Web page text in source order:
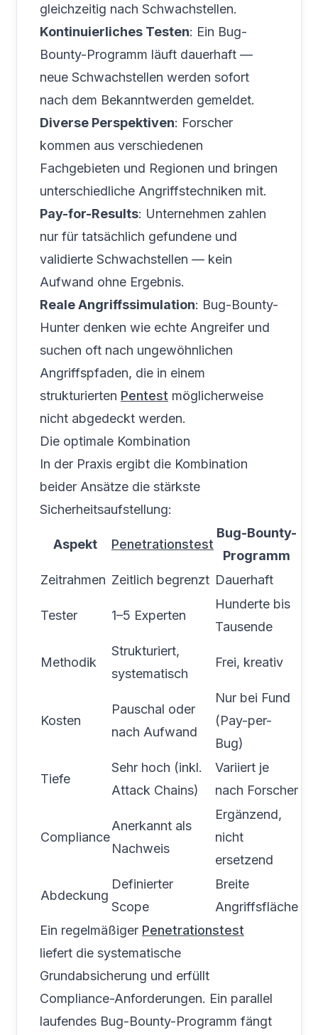
gleichzeitig nach Schwachstellen.
Kontinuierliches Testen: Ein Bug-
Bounty-Programm läuft dauerhaft —
neue Schwachstellen werden sofort
nach dem Bekanntwerden gemeldet.
Diverse Perspektiven: Forscher
kommen aus verschiedenen
Fachgebieten und Regionen und bringen
unterschiedliche Angriffstechniken mit.
Pay-for-Results: Unternehmen zahlen
nur für tatsächlich gefundene und
validierte Schwachstellen — kein
Aufwand ohne Ergebnis.
Reale Angriffssimulation: Bug-Bounty-
Hunter denken wie echte Angreifer und
suchen oft nach ungewöhnlichen
Angriffspfaden, die in einem
strukturierten Pentest möglicherweise
nicht abgedeckt werden.
Die optimale Kombination
In der Praxis ergibt die Kombination
beider Ansätze die stärkste
Sicherheitsaufstellung:
Aspekt Penetrationstest
Bug-Bounty-
Programm
Zeitrahmen Zeitlich begrenzt Dauerhaft
Tester 1–5 Experten
Hunderte bis
Tausende
Methodik
Strukturiert,
systematisch
Frei, kreativ
Kosten
Pauschal oder
nach Aufwand
Nur bei Fund
(Pay-per-
Bug)
Tiefe
Sehr hoch (inkl.
Attack Chains)
Variiert je
nach Forscher
Compliance
Anerkannt als
Nachweis
Ergänzend,
nicht
ersetzend
Abdeckung
Definierter
Scope
Breite
Angriffsfläche
Ein regelmäßiger Penetrationstest
liefert die systematische
Grundabsicherung und erfüllt
Compliance-Anforderungen. Ein parallel
laufendes Bug-Bounty-Programm fängt